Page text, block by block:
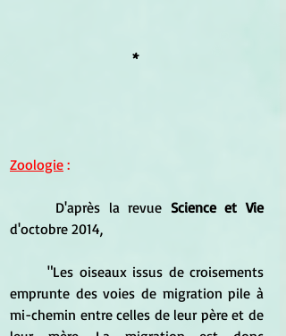
*
Zoologie :
D'après la revue Science et Vie
d'octobre 2014,
	"Les oiseaux issus de croisements
emprunte des voies de migration pile à
mi-chemin entre celles de leur père et de